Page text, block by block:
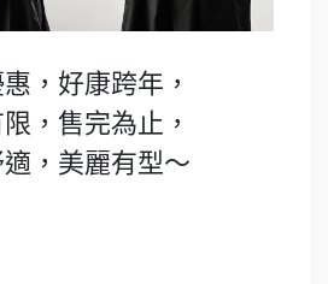
，好康跨年，
，售完為止，
適，美麗有型～